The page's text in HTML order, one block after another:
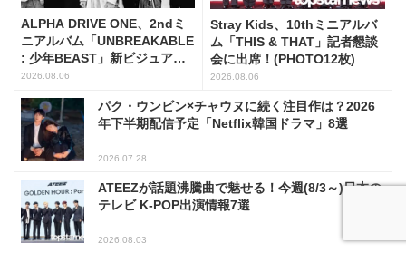
ALPHA DRIVE ONE、2ndミ
ニアルバム「UNBREAKABLE
: 少年BEAST」新ビジュアル
解禁！
2026.08.06
Stray Kids、10thミニアルバ
ム「THIS & THAT」記者懇談
会に出席！(PHOTO12枚)
2026.08.06
パク・ウンビン×チャウヌに続く注目作は？2026
年下半期配信予定「Netflix韓国ドラマ」8選
2026.07.28
ATEEZが話題沸騰曲で魅せる！今週(8/3～)日本の
テレビ K-POP出演情報7選
2026.08.03